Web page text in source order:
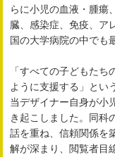
らに小児の血液・腫瘍
臓、感染症、免疫、ア
国の大学病院の中でも
「すべての子どもた
ように支援する」とい
当デザイナー自身が小
き起こしました。同科
話を重ね、信頼関係を
解が深まり、閲覧者目